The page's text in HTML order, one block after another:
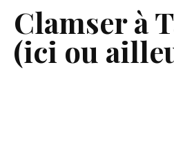
Clamser à
(ici ou